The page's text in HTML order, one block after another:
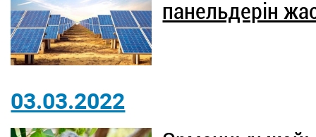
панельдерін
03.03.2022